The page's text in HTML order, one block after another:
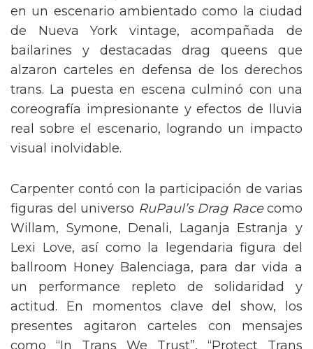
en un escenario ambientado como la ciudad
de Nueva York vintage, acompañada de
bailarines y destacadas drag queens que
alzaron carteles en defensa de los derechos
trans. La puesta en escena culminó con una
coreografía impresionante y efectos de lluvia
real sobre el escenario, logrando un impacto
Carpenter contó con la participación de varias
figuras del universo
RuPaul’s Drag Race
como
Willam, Symone, Denali, Laganja Estranja y
Lexi Love, así como la legendaria figura del
ballroom Honey Balenciaga, para dar vida a
un performance repleto de solidaridad y
actitud. En momentos clave del show, los
presentes agitaron carteles con mensajes